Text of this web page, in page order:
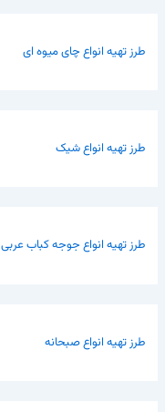
طرز تهیه انواع چای میوه ای
طرز تهیه انواع شیک
طرز تهیه انواع جوجه کباب عربی
طرز تهیه انواع صبحانه